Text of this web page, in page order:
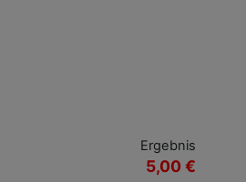
Ergebnis
5,00 €